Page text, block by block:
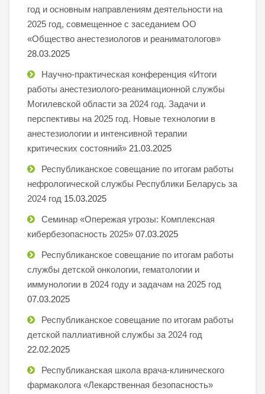
год и основным направлениям деятельности на
2025 год, совмещенное с заседанием ОО
«Общество анестезиологов и реаниматологов»
28.03.2025
Научно-практическая конференция «Итоги
работы анестезиолого-реанимационной службы
Могилевской области за 2024 год. Задачи и
перспективы на 2025 год. Новые технологии в
анестезиологии и интенсивной терапии
критических состояний» 21.03.2025
Республиканское совещание по итогам работы
нефрологической службы Республики Беларусь за
2024 год 15.03.2025
Семинар «Опережая угрозы: Комплексная
кибербезопасность 2025» 07.03.2025
Республиканское совещание по итогам работы
службы детской онкологии, гематологии и
иммунологии в 2024 году и задачам на 2025 год
07.03.2025
Республиканское совещание по итогам работы
детской паллиативной службы за 2024 год
22.02.2025
Республиканская школа врача-клинического
фармаколога «Лекарственная безопасность»